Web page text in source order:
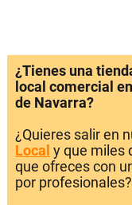
¿Tienes una
local comercial
de Navarra?
¿Quieres salir en
Local y que miles
que ofreces con
por profesionales?